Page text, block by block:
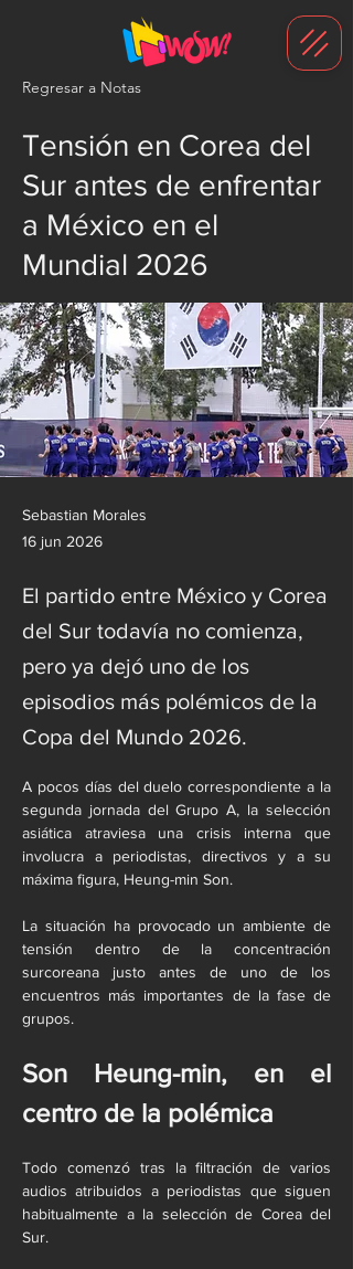
Regresar a Notas
Tensión en Corea del
Sur antes de enfrentar
a México en el
Mundial 2026
Sebastian Morales
16 jun 2026
El partido entre México y Corea
del Sur todavía no comienza,
pero ya dejó uno de los
episodios más polémicos de la
Copa del Mundo 2026.
A pocos días del duelo correspondiente a la
segunda jornada del Grupo A, la selección
asiática atraviesa una crisis interna que
involucra a periodistas, directivos y a su
máxima figura, Heung-min Son.
La situación ha provocado un ambiente de
tensión dentro de la concentración
surcoreana justo antes de uno de los
encuentros más importantes de la fase de
grupos.
Son Heung-min, en el
centro de la polémica
Todo comenzó tras la filtración de varios
audios atribuidos a periodistas que siguen
habitualmente a la selección de Corea del
Sur.